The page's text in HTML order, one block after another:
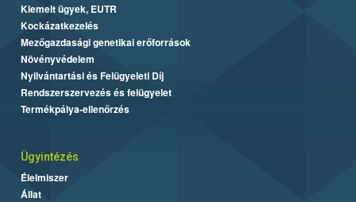
Kiemelt ügyek, EUTR
Kockázatkezelés
Mezőgazdasági genetikai erőforrások
Növényvédelem
Nyilvántartási és Felügyeleti Díj
Rendszerszervezés és felügyelet
Termékpálya-ellenőrzés
Ügyintézés
Élelmiszer
Állat